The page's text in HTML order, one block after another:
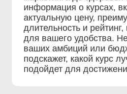
информация о курсах,
актуальную цену,
длительность и
для вашего удобства.
ваших амбиций или
подскажет, какой курс
подойдет для